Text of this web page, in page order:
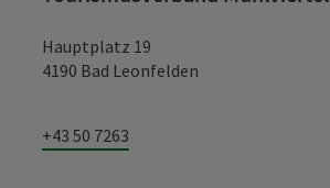
Hauptplatz 19
4190 Bad Leonfelden
+43 50 7263